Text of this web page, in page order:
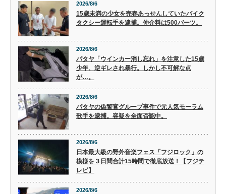
2026/8/6
15歳未満の少女を売春あっせんしていたバイク
タクシー運転手を逮捕。仲介料は500バーツ。
2026/8/6
パタヤ「ウインカー消し忘れ」を注意した15歳
少年、逆ギレされ暴行。しかし不可解な点
が…。
2026/8/6
パタヤの偽警官グループ事件で元人気モーラム
歌手を逮捕。容疑を全面否認中。
2026/8/6
日本最大級の野外音楽フェス「フジロック」の
模様を３日間合計15時間で徹底放送！【フジテ
レビ】
2026/8/6